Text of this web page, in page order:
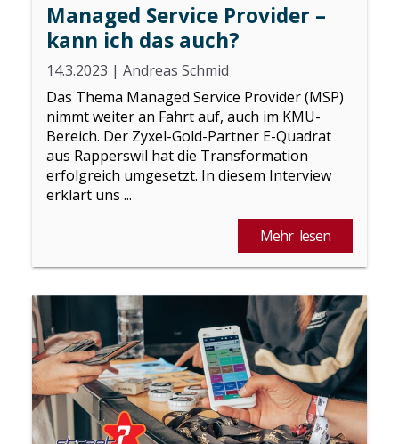
Managed Service Provider –
kann ich das auch?
14.3.2023 | Andreas Schmid
Das Thema Managed Service Provider (MSP)
nimmt weiter an Fahrt auf, auch im KMU-
Bereich. Der Zyxel-Gold-Partner E-Quadrat
aus Rapperswil hat die Transformation
erfolgreich umgesetzt. In diesem Interview
erklärt uns ...
Mehr lesen